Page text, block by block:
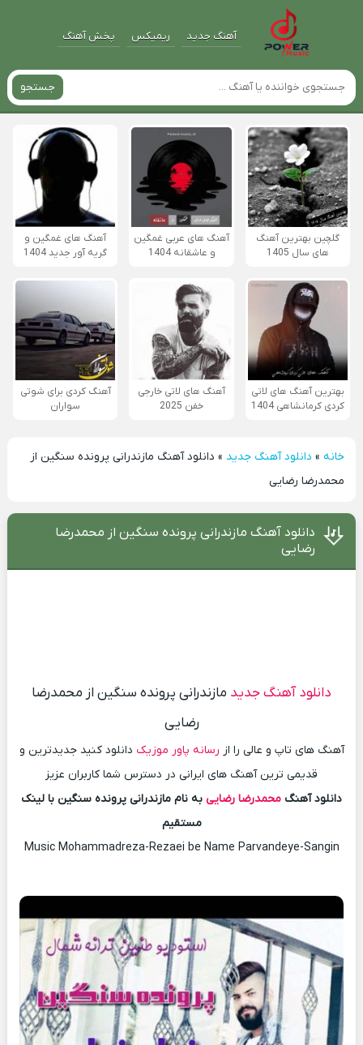
آهنگ جدید ریمیکس پخش آهنگ
جستجو
گلچین بهترین آهنگ
های سال 1405
آهنگ های عربی غمگین
و عاشقانه 1404
آهنگ های غمگین و
گریه آور جدید 1404
بهترین آهنگ های لاتی
کردی کرمانشاهی 1404
آهنگ های لاتی خارجی
خفن 2025
آهنگ کردی برای شوتی
سواران
خانه» دانلود آهنگ جدید » دانلود آهنگ مازندرانی پرونده سنگین از
محمدرضا رضایی
دانلود آهنگ مازندرانی پرونده سنگین از محمدرضا
رضایی
دانلود آهنگ جدید مازندرانی پرونده سنگین از محمدرضا
رضایی
آهنگ های تاپ و عالی را از رسانه پاور موزیک دانلود کنید جدیدترین و
قدیمی ترین آهنگ های ایرانی در دسترس شما کاربران عزیز
دانلود آهنگ محمدرضا رضایی به نام مازندرانی پرونده سنگین با لینک
مستقیم
Music Mohammadreza-Rezaei be Name Parvandeye-Sangin